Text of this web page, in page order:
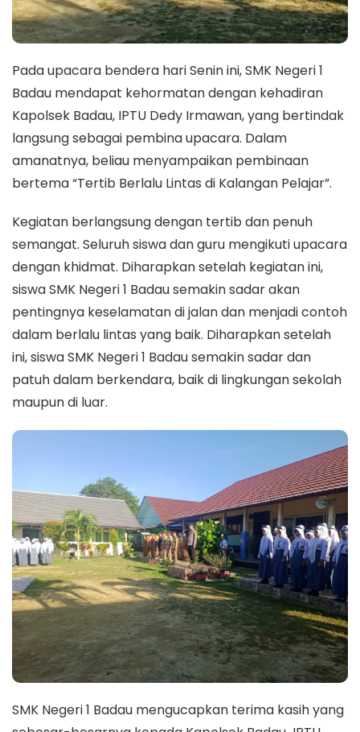
Pada upacara bendera hari Senin ini, SMK Negeri 1
Badau mendapat kehormatan dengan kehadiran
Kapolsek Badau, IPTU Dedy Irmawan, yang bertindak
langsung sebagai pembina upacara. Dalam
amanatnya, beliau menyampaikan pembinaan
bertema “Tertib Berlalu Lintas di Kalangan Pelajar”.
Kegiatan berlangsung dengan tertib dan penuh
semangat. Seluruh siswa dan guru mengikuti upacara
dengan khidmat. Diharapkan setelah kegiatan ini,
siswa SMK Negeri 1 Badau semakin sadar akan
pentingnya keselamatan di jalan dan menjadi contoh
dalam berlalu lintas yang baik. Diharapkan setelah
ini, siswa SMK Negeri 1 Badau semakin sadar dan
patuh dalam berkendara, baik di lingkungan sekolah
maupun di luar.
SMK Negeri 1 Badau mengucapkan terima kasih yang